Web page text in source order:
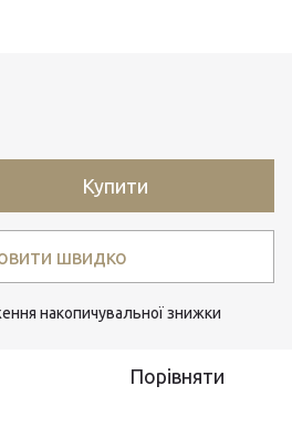
Купити
швидко
накопичувальної знижки
Порівняти